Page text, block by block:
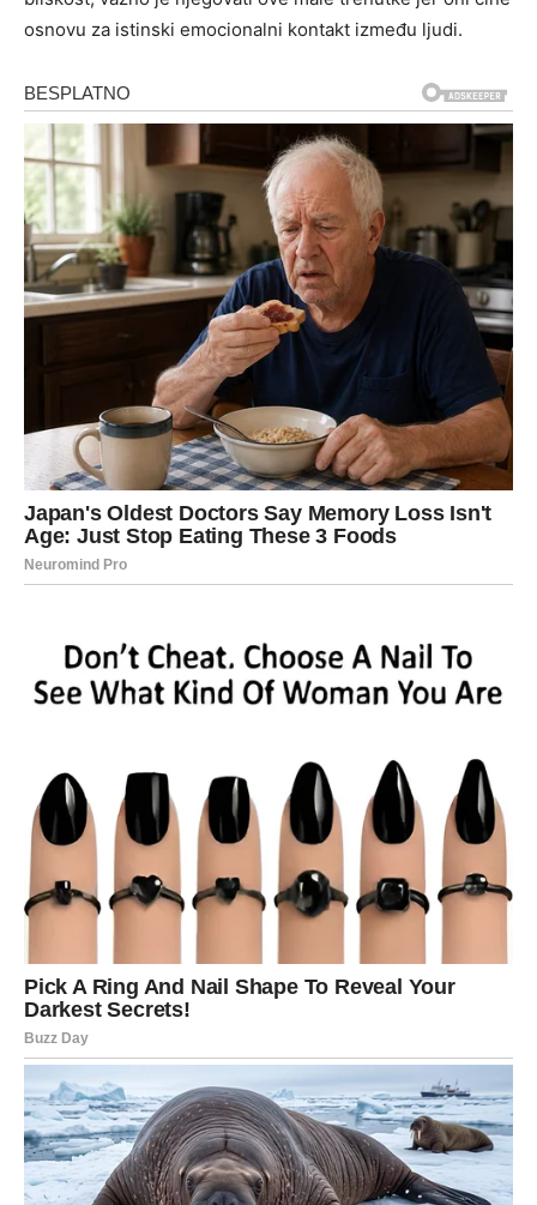
osnovu za istinski emocionalni kontakt između ljudi.